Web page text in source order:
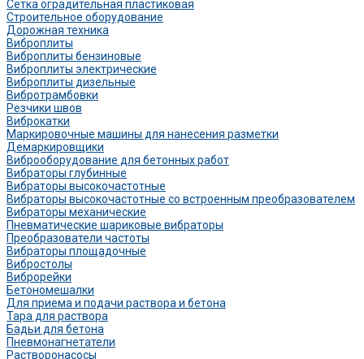
Сетка оградительная пластиковая
Строительное оборудование
Дорожная техника
Виброплиты
Виброплиты бензиновые
Виброплиты электрические
Виброплиты дизельные
Вибротрамбовки
Резчики швов
Виброкатки
Маркировочные машины для нанесения разметки
Демаркировщики
Виброоборудование для бетонных работ
Вибраторы глубинные
Вибраторы высокочастотные
Вибраторы высокочастотные со встроенным преобразователем
Вибраторы механические
Пневматические шариковые вибраторы
Преобразователи частоты
Вибраторы площадочные
Вибростолы
Виброрейки
Бетономешалки
Для приема и подачи раствора и бетона
Тара для раствора
Бадьи для бетона
Пневмонагнетатели
Растворонасосы